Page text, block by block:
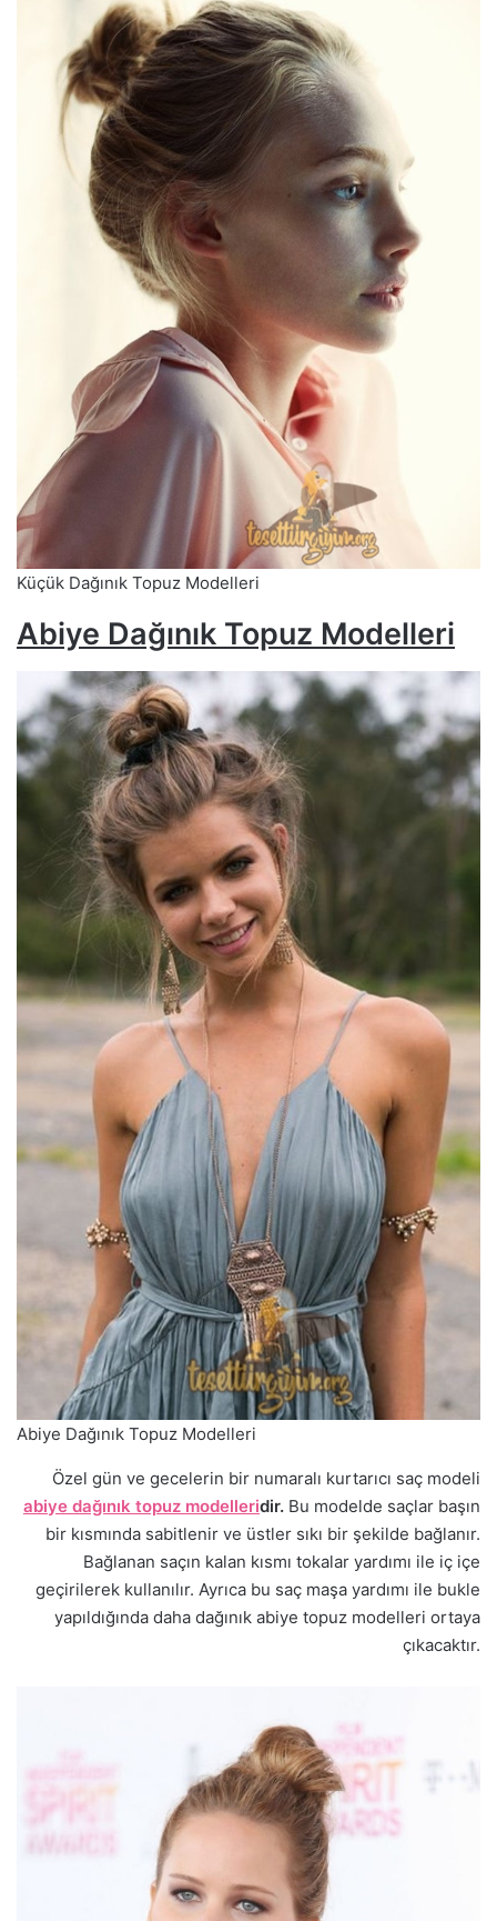
Küçük Dağınık Topuz Modelleri
Abiye Dağınık Topuz Modelleri
Abiye Dağınık Topuz Modelleri
Özel gün ve gecelerin bir numaralı kurtarıcı saç modeli
abiye dağınık topuz modelleridir. Bu modelde saçlar başın
bir kısmında sabitlenir ve üstler sıkı bir şekilde bağlanır.
Bağlanan saçın kalan kısmı tokalar yardımı ile iç içe
geçirilerek kullanılır. Ayrıca bu saç maşa yardımı ile bukle
yapıldığında daha dağınık abiye topuz modelleri ortaya
çıkacaktır.